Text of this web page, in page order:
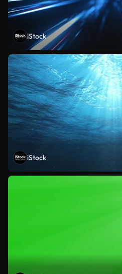
iStock
iStock